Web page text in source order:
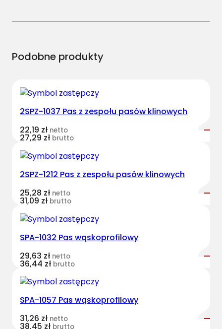
s
Podobne produkty
2SPZ-1037 Pas z zespołu pasów klinowych
22,19 zł netto
27,29 zł brutto
2SPZ-1212 Pas z zespołu pasów klinowych
25,28 zł netto
31,09 zł brutto
SPA-1032 Pas wąskoprofilowy
29,63 zł netto
36,44 zł brutto
SPA-1057 Pas wąskoprofilowy
31,26 zł netto
38,45 zł brutto